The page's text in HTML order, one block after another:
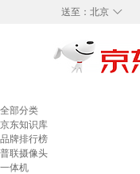
◇
送至： 北京
全部分类
京东知识库
品牌排行榜
普联摄像头
一体机